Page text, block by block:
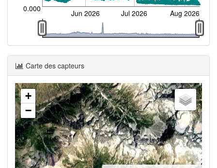
0.000 Jun 2026 Jul 2026 Aug 2026
Carte des capteurs
+
−